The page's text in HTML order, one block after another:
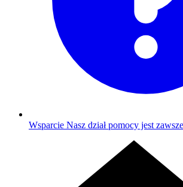
Wsparcie Nasz dział pomocy jest